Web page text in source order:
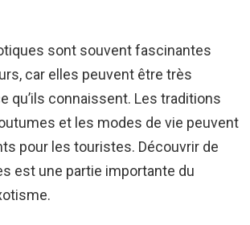
sont souvent fascinantes
car elles peuvent être très
qu’ils connaissent. Les traditions
et les modes de vie peuvent
pour les touristes. Découvrir de
est une partie importante du